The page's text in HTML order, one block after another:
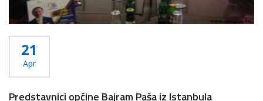
21
Apr
Predstavnici općine Bajram Paša iz Istanbula